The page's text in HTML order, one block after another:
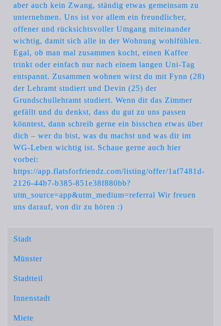
aber auch kein Zwang, ständig etwas gemeinsam zu
unternehmen. Uns ist vor allem ein freundlicher,
offener und rücksichtsvoller Umgang miteinander
wichtig, damit sich alle in der Wohnung wohlfühlen.
Egal, ob man mal zusammen kocht, einen Kaffee
trinkt oder einfach nur nach einem langen Uni-Tag
entspannt. Zusammen wohnen wirst du mit Fynn (28)
der Lehramt studiert und Devin (25) der
Grundschullehramt studiert. Wenn dir das Zimmer
gefällt und du denkst, dass du gut zu uns passen
könntest, dann schreib gerne ein bisschen etwas über
dich – wer du bist, was du machst und was dir im
WG-Leben wichtig ist. Schaue gerne auch hier
vorbei:
https://app.flatsforfriendz.com/listing/offer/1af7481d-
2126-44b7-b385-851e38f880bb?
utm_source=app&utm_medium=referral Wir freuen
uns darauf, von dir zu hören :)
Stadt
Münster
Stadtteil
Innenstadt
Miete